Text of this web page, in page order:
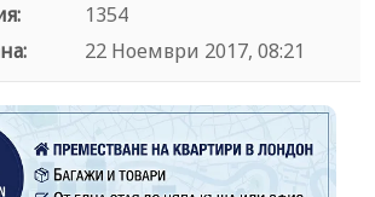
1354
22 Ноември 2017, 08:21